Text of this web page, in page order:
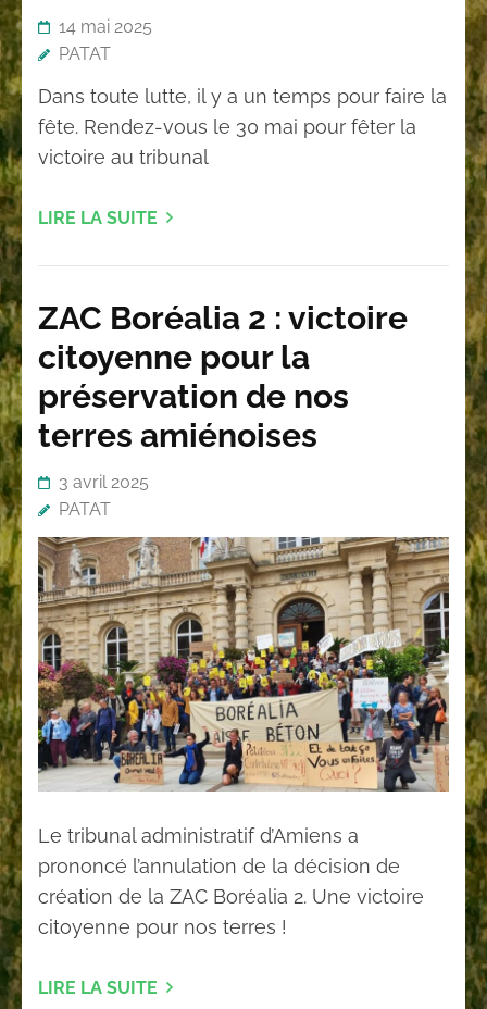
14 mai 2025
PATAT
Dans toute lutte, il y a un temps pour faire la
fête. Rendez-vous le 30 mai pour fêter la
victoire au tribunal
LIRE LA SUITE
ZAC Boréalia 2 : victoire
citoyenne pour la
préservation de nos
terres amiénoises
3 avril 2025
PATAT
Le tribunal administratif d’Amiens a
prononcé l’annulation de la décision de
création de la ZAC Boréalia 2. Une victoire
citoyenne pour nos terres !
LIRE LA SUITE